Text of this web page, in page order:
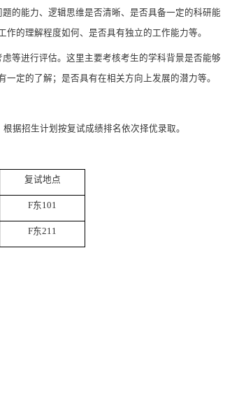
的能力、逻辑思维是否清晰、是否具备一定的科研能
的理解程度如何、是否具有独立的工作能力等。
等进行评估。这里主要考核考生的学科背景是否能够
定的了解；是否具有在相关方向上发展的潜力等。
根据招生计划按复试成绩排名依次择优录取。
复试地点
F东101
F东211